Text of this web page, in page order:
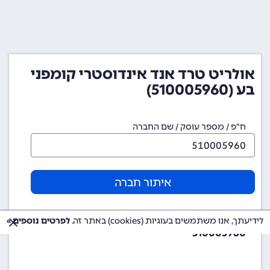
אולריט טרד אנד אינדוסטרי קומפני
בע (510005960)
ח"פ / מספר עוסק / שם החברה
איתור חברה
510005960
לידיעתך, אנו משתמשים בעוגיות (cookies) באתר זה. לפרטים נוספים »